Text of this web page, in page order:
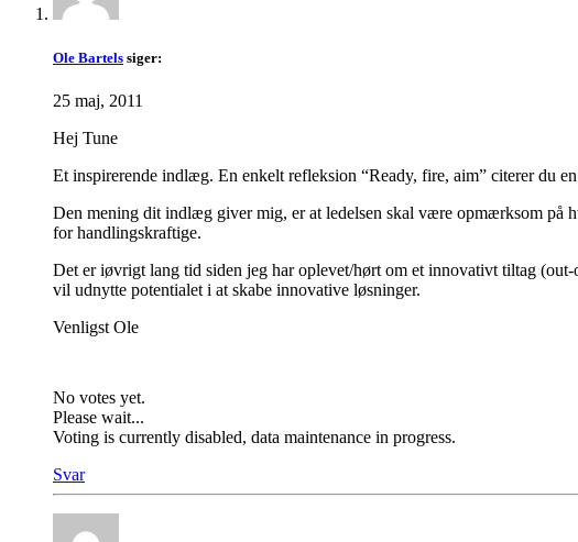
Ole Bartels siger:
25 maj, 2011
Hej Tune
Et inspirerende indlæg. En enkelt refleksion “Ready, fire, aim” citerer du
Den mening dit indlæg giver mig, er at ledelsen skal være opmærksom på
for handlingskraftige.
Det er iøvrigt lang tid siden jeg har oplevet/hørt om et innovativt tiltag
vil udnytte potentialet i at skabe innovative løsninger.
Venligst Ole
No votes yet.
Please wait...
Voting is currently disabled, data maintenance in progress.
Svar